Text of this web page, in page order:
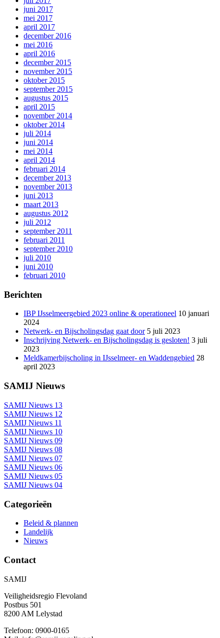
juni 2017
mei 2017
april 2017
december 2016
mei 2016
april 2016
december 2015
november 2015
oktober 2015
september 2015
augustus 2015
april 2015
november 2014
oktober 2014
juli 2014
juni 2014
mei 2014
april 2014
februari 2014
december 2013
november 2013
juni 2013
maart 2013
augustus 2012
juli 2012
september 2011
februari 2011
september 2010
juli 2010
juni 2010
februari 2010
Berichten
IBP IJsselmeergebied 2023 online & operationeel 10 januari
2024
Netwerk- en Bijscholingsdag gaat door 5 juli 2023
Inschrijving Netwerk- en Bijscholingsdag is gesloten! 3 juli
2023
Meldkamerbijscholing in IJsselmeer- en Waddengebied 28
april 2023
SAMIJ Nieuws
SAMIJ Nieuws 13
SAMIJ Nieuws 12
SAMIJ Nieuws 11
SAMIJ Nieuws 10
SAMIJ Nieuws 09
SAMIJ Nieuws 08
SAMIJ Nieuws 07
SAMIJ Nieuws 06
SAMIJ Nieuws 05
SAMIJ Nieuws 04
Categorieën
Beleid & plannen
Landelijk
Nieuws
Contact
SAMIJ
Veiligheidsregio Flevoland
Postbus 501
8200 AM Lelystad
Telefoon: 0900-0165